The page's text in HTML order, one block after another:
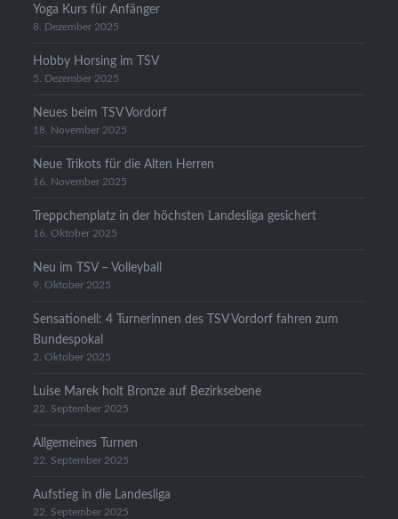
Yoga Kurs für Anfänger
8. Dezember 2025
Hobby Horsing im TSV
5. Dezember 2025
Neues beim TSV Vordorf
18. November 2025
Neue Trikots für die Alten Herren
16. November 2025
Treppchenplatz in der höchsten Landesliga gesichert
16. Oktober 2025
Neu im TSV – Volleyball
9. Oktober 2025
Sensationell: 4 Turnerinnen des TSV Vordorf fahren zum
Bundespokal
2. Oktober 2025
Luise Marek holt Bronze auf Bezirksebene
22. September 2025
Allgemeines Turnen
22. September 2025
Aufstieg in die Landesliga
22. September 2025